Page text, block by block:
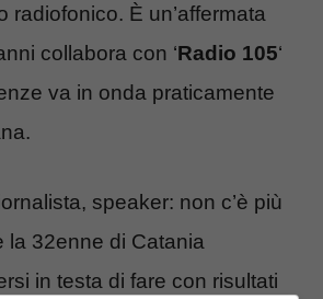
radiofonico. È un’affermata
collabora con ‘Radio 105‘
va in onda praticamente
speaker: non c’è più
la 32enne di Catania
in testa di fare con risultati